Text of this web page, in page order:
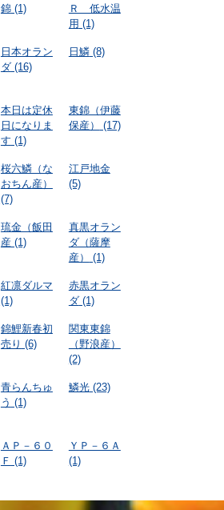
錦(1)
Ｒ 低水温
用 (1)
日本オラン
ダ(16)
日鱗(8)
本日は定休
日になりま
す (1)
東錦（伊藤
保産）
(17)
桜六鱗（な
おちん産）
(7)
江戸地金
(5)
琉金（飯田
産(1)
真黒オラン
ダ（薩摩
産）
(1)
紅凛ダルマ
(1)
赤黒オラン
ダ(1)
錦鯉新春初
売り (6)
関東東錦
（野浪産）
(2)
青らんちゅ
う (1)
鱗光(23)
ＡＰ－６０
Ｆ (1)
ＹＰ－６Ａ
(1)